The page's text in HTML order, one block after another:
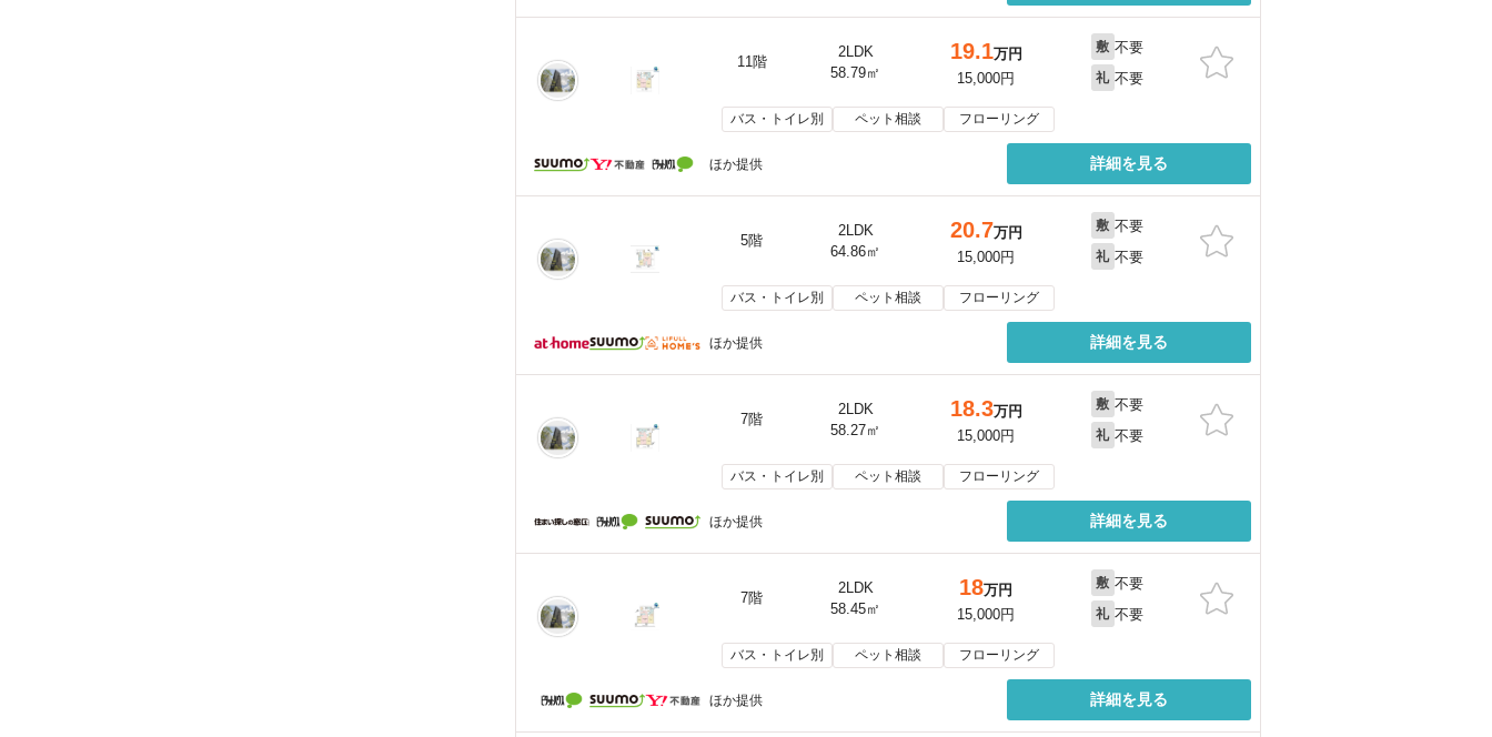
11階
2LDK
58.79㎡
19.1万円
15,000円
敷 不要
礼 不要
バス・トイレ別 ペット相談 フローリング
ほか提供 詳細を見る
5階
2LDK
64.86㎡
20.7万円
15,000円
敷 不要
礼 不要
バス・トイレ別 ペット相談 フローリング
ほか提供 詳細を見る
7階
2LDK
58.27㎡
18.3万円
15,000円
敷 不要
礼 不要
バス・トイレ別 ペット相談 フローリング
ほか提供 詳細を見る
7階
2LDK
58.45㎡
18万円
15,000円
敷 不要
礼 不要
バス・トイレ別 ペット相談 フローリング
ほか提供 詳細を見る